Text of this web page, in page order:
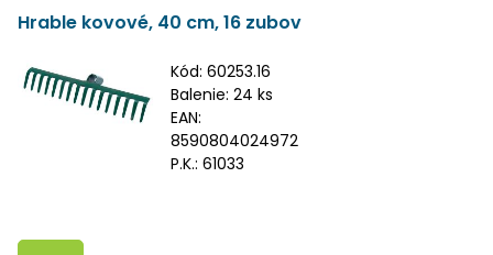
Hrable kovové, 40 cm, 16 zubov
Kód:60253.16
Balenie: 24 ks
EAN:
8590804024972
P.K.: 61033